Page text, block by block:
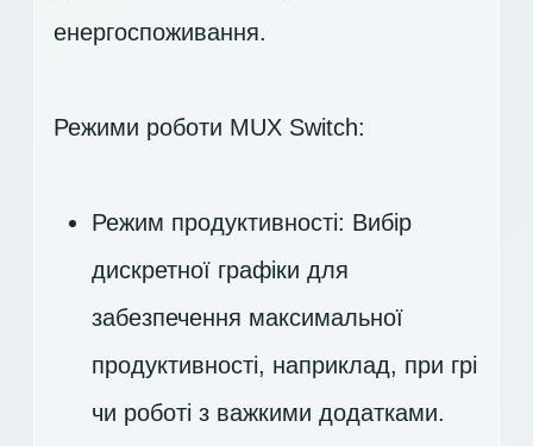
енергоспоживання.
Режими роботи MUX Switch:
Режим продуктивності: Вибір
дискретної графіки для
забезпечення максимальної
продуктивності, наприклад, при грі
чи роботі з важкими додатками.